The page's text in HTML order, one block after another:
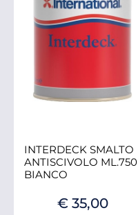
INTERDECK SMALTO
ANTISCIVOLO ML.750
BIANCO
€ 35,00